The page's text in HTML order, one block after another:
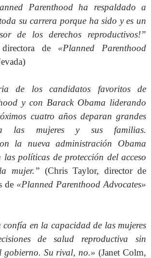
Parenthood ha respaldado a
su carrera porque ha sido y es un
de los derechos reproductivos!”
de «Planned Parenthood
de los candidatos favoritos de
y con Barack Obama liderando
cuatro años deparan grandes
las mujeres y sus familias.
la nueva administración Obama
políticas de protección del acceso
mujer.” (Chris Taylor, director de
de «Planned Parenthood Advocates»
en la capacidad de las mujeres
de salud reproductiva sin
gobierno. Su rival, no.» (Janet Colm,